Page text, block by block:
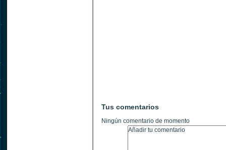
Tus comentarios
Ningún comentario de momento